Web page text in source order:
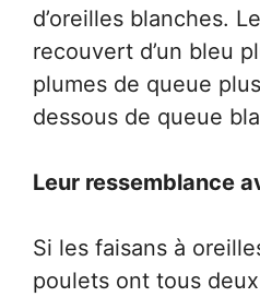
d’oreilles blanches.
recouvert d’un bleu
plumes de queue
dessous de queue
Leur ressemblance
Si les faisans à
poulets ont tous